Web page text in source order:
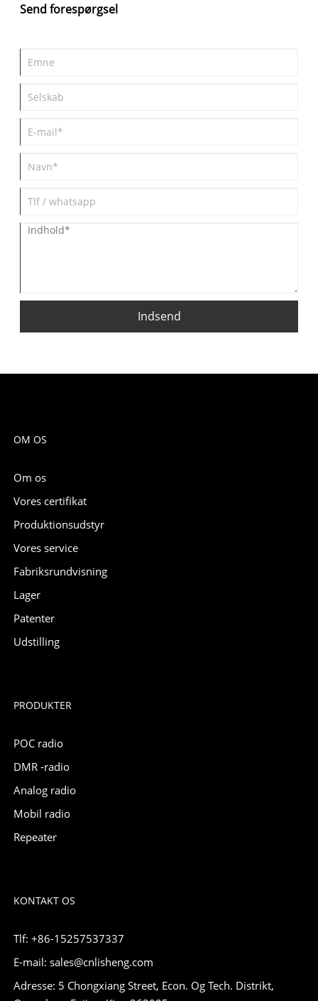
Send forespørgsel
Indsend
OM OS
Om os
Vores certifikat
Produktionsudstyr
Vores service
Fabriksrundvisning
Lager
Patenter
Udstilling
PRODUKTER
POC radio
DMR -radio
Analog radio
Mobil radio
Repeater
KONTAKT OS
Tlf: +86-15257537337
E-mail: sales@cnlisheng.com
Adresse: 5 Chongxiang Street, Econ. Og Tech. Distrikt,